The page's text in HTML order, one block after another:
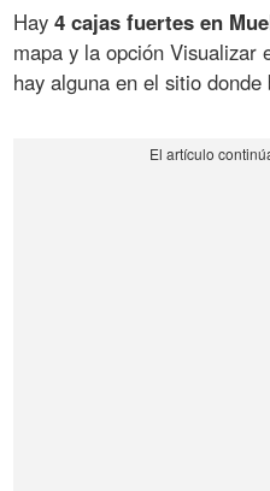
Hay4 cajas fuertes en
mapa y la opción Visualizar
hay alguna en el sitio donde